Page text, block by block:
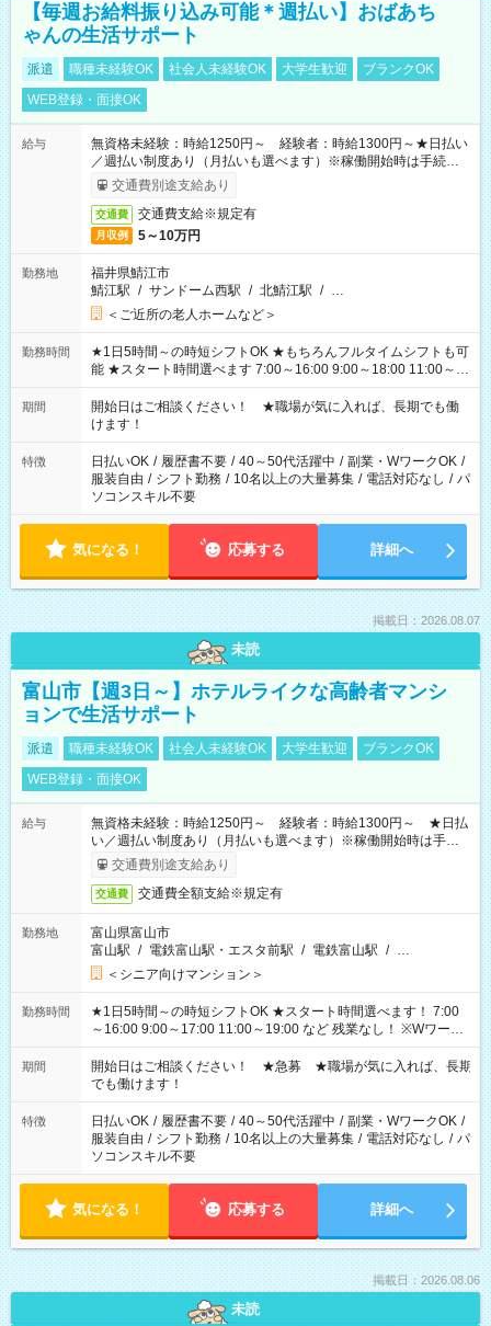
【毎週お給料振り込み可能＊週払い】おばあち
ゃんの生活サポート
派遣 職種未経験OK 社会人未経験OK 大学生歓迎
ブランクOK
WEB登録・面接OK
給与
無資格未経験：時給1250円～ 経験者：時給1300円～★日払い
／週払い制度あり（月払いも選べます）※稼働開始時は手続き完
了次第のお支払いとなります。
交通費別途支給あり
交通費 交通費支給※規定有
月収例 5～10万円
勤務地
福井県鯖江市
鯖江駅 / サンドーム西駅 / 北鯖江駅 / …
＜ご近所の老人ホームなど＞
勤務時間
★1日5時間～の時短シフトOK ★もちろんフルタイムシフトも可
能 ★スタート時間選べます 7:00～16:00 9:00～18:00 11:00～
20:00 など 残業なし！ ※Wワークの場合、他のお仕事と合わせ
週40時間超の就業はご案内できません ※法令に基づき、週20時
間以上勤務は社会保険への加入対象となります ※労働者派遣法
（日雇い派遣の原則禁止）により、短時間・短期間の就業はご
案内が難しい場合があります
期間
開始日はご相談ください！ ★職場が気に入れば、長期でも働
けます！
特徴 日払いOK / 履歴書不要 / 40～50代活躍中 / 副業・WワークOK /
服装自由 / シフト勤務 / 10名以上の大量募集 / 電話対応なし / パ
ソコンスキル不要
気になる！ 応募する 詳細へ
掲載日：2026.08.07
未読
富山市【週3日～】ホテルライクな高齢者マンシ
ョンで生活サポート
派遣 職種未経験OK 社会人未経験OK 大学生歓迎
ブランクOK
WEB登録・面接OK
給与
無資格未経験：時給1250円～ 経験者：時給1300円～ ★日払
い／週払い制度あり（月払いも選べます）※稼働開始時は手続き
完了次第のお支払いとなります。
交通費別途支給あり
交通費 交通費全額支給※規定有
勤務地
富山県富山市
富山駅 / 電鉄富山駅・エスタ前駅 / 電鉄富山駅 / …
＜シニア向けマンション＞
勤務時間
★1日5時間～の時短シフトOK ★スタート時間選べます！ 7:00
～16:00 9:00～17:00 11:00～19:00 など 残業なし！ ※Wワーク
の場合、他のお仕事と合わせ週40時間超の就業はご案内できま
せん ※法令に基づき、週20時間以上勤務は社会保険への加入対
象となります ※労働者派遣法（日雇い派遣の原則禁止）によ
り、短時間・短期間の就業はご案内が難しい場合があります
期間
開始日はご相談ください！ ★急募 ★職場が気に入れば、長期
でも働けます！
特徴 日払いOK / 履歴書不要 / 40～50代活躍中 / 副業・WワークOK /
服装自由 / シフト勤務 / 10名以上の大量募集 / 電話対応なし / パ
ソコンスキル不要
気になる！ 応募する 詳細へ
掲載日：2026.08.06
未読